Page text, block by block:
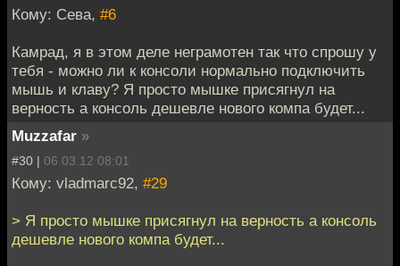
Кому: Сева, #6
Камрад, я в этом деле неграмотен так что спрошу у
тебя - можно ли к консоли нормально подключить
мышь и клаву? Я просто мышке присягнул на
верность а консоль дешевле нового компа будет...
Muzzafar »
#30 | 06.03.12 08:01
Кому: vladmarc92, #29
> Я просто мышке присягнул на верность а консоль
дешевле нового компа будет...